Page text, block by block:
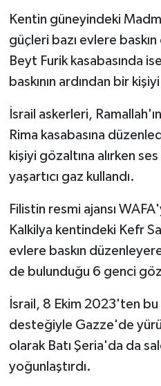
Kentin güneyindeki
güçleri bazı evlere
Beyt Furik kasabasında
baskının ardından bir
İsrail askerleri,
Rima kasabasına
kişiyi gözaltına alırken
yaşartıcı gaz kullandı.
Filistin resmi ajansı
Kalkilya kentindeki Kefr
evlere baskın
de bulunduğu 6 genci
İsrail, 8 Ekim 2023'ten
desteğiyle Gazze'de
olarak Batı Şeria'da da
yoğunlaştırdı.